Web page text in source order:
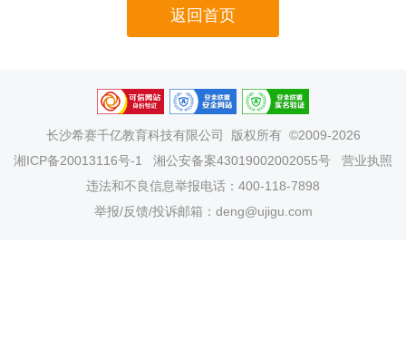
返回首页
长沙希赛千亿教育科技有限公司
版权所有 ©2009-2026
湘ICP备20013116号-1
湘公安备案43019002002055号
营业执照
违法和不良信息举报电话：400-118-7898
举报/反馈/投诉邮箱：deng@ujigu.com